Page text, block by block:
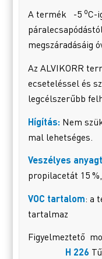
A termék -5 oC-
megszáradásáig
Az ALVIKORR
ecseteléssel és
legcélszerűbb
Hígítás: Nem
mal lehetséges.
Veszélyes
propilacetát 15
VOC tartalom: a
tartalmaz
Figyelmeztető
H 226